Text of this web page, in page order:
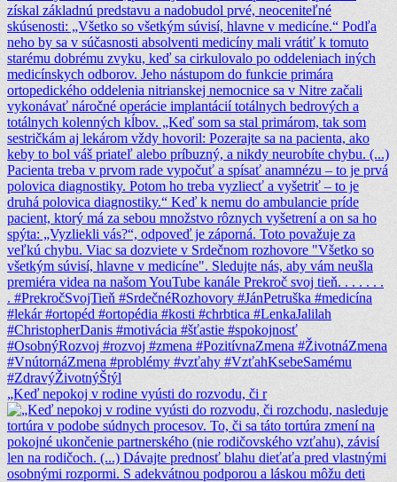
„Keď nepokoj v rodine vyústi do rozvodu, či r